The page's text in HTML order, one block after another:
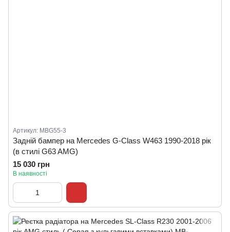
Артикул: MBG55-3
Задній бампер на Mercedes G-Class W463 1990-2018 рік
(в стилі G63 AMG)
15 030 грн
В наявності